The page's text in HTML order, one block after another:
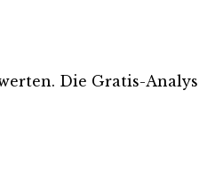
Die Gratis-